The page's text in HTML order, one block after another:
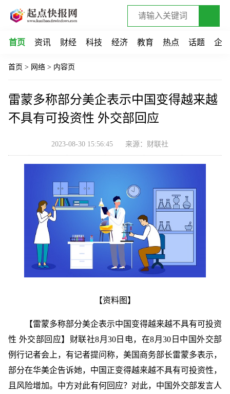
首页 资讯 财经 科技 经济 教育 热点 话题 企业
首页 > 网络 > 内容页
雷蒙多称部分美企表示中国变得越来越
不具有可投资性 外交部回应
2023-08-30 15:56:45 来源：财联社
【资料图】
【雷蒙多称部分美企表示中国变得越来越不具有可投资
性 外交部回应】财联社8月30日电，在8月30日中国外交部
例行记者会上，有记者提问称，美国商务部长雷蒙多表示，
部分在华美企告诉她，中国正变得越来越不具有可投资性，
且风险增加。中方对此有何回应？对此，中国外交部发言人